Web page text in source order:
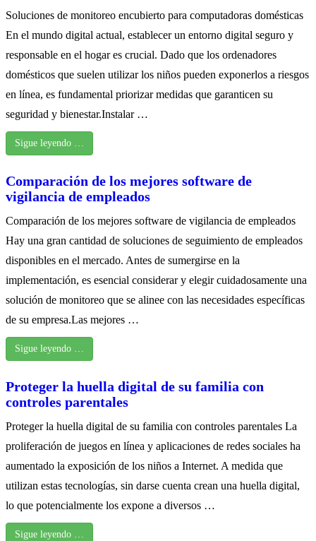
Soluciones de monitoreo encubierto para computadoras domésticas
En el mundo digital actual, establecer un entorno digital seguro y
responsable en el hogar es crucial. Dado que los ordenadores
domésticos que suelen utilizar los niños pueden exponerlos a riesgos
en línea, es fundamental priorizar medidas que garanticen su
seguridad y bienestar.Instalar …
Sigue leyendo …
Comparación de los mejores software de
vigilancia de empleados
Comparación de los mejores software de vigilancia de empleados
Hay una gran cantidad de soluciones de seguimiento de empleados
disponibles en el mercado. Antes de sumergirse en la
implementación, es esencial considerar y elegir cuidadosamente una
solución de monitoreo que se alinee con las necesidades específicas
de su empresa.Las mejores …
Sigue leyendo …
Proteger la huella digital de su familia con
controles parentales
Proteger la huella digital de su familia con controles parentales La
proliferación de juegos en línea y aplicaciones de redes sociales ha
aumentado la exposición de los niños a Internet. A medida que
utilizan estas tecnologías, sin darse cuenta crean una huella digital,
lo que potencialmente los expone a diversos …
Sigue leyendo …